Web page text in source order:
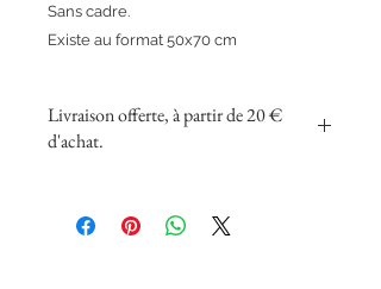
Sans cadre.
Existe au format 50x70 cm
Livraison offerte, à partir de 20 €
d'achat.